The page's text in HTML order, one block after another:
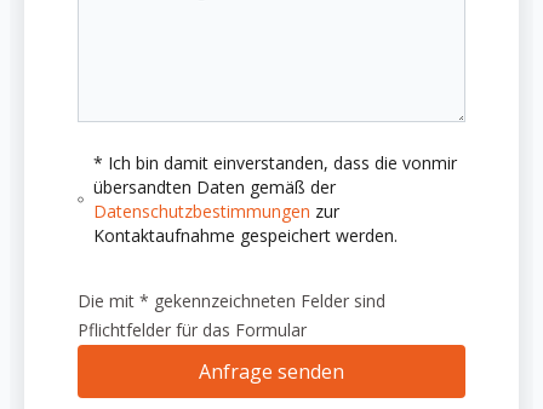
* Ich bin damit einverstanden, dass die vonmir
übersandten Daten gemäß der
Datenschutzbestimmungen zur
Kontaktaufnahme gespeichert werden.
Die mit * gekennzeichneten Felder sind
Pflichtfelder für das Formular
Anfrage senden